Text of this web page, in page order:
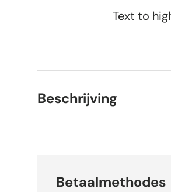
Text to
Beschrijving
Betaalmethodes